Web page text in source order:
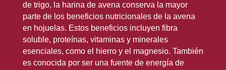
de trigo, la harina de avena conserva la mayor
parte de los beneficios nutricionales de la avena
en hojuelas. Estos beneficios incluyen fibra
soluble, proteínas, vitaminas y minerales
esenciales, como el hierro y el magnesio. También
es conocida por ser una fuente de energía de